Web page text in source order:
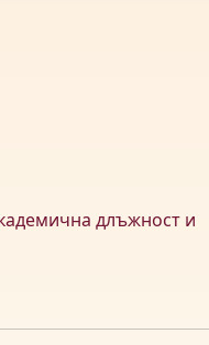
длъжност и